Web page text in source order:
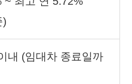
)
내 (임대차 종료일까